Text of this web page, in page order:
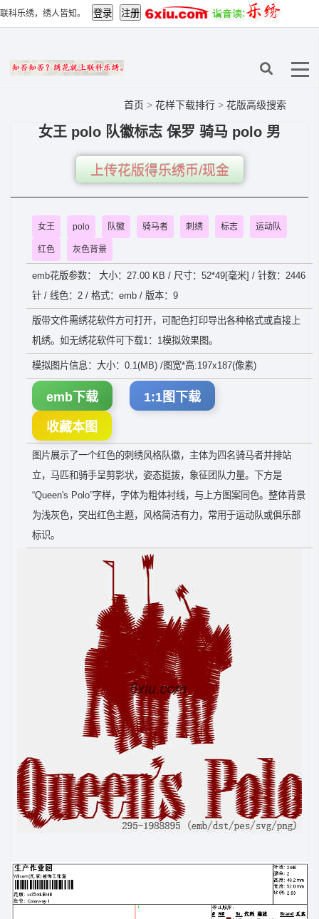
联科乐绣，绣人皆知。
首页 > 花样下载排行 > 花版高级搜索
女王 polo 队徽标志 保罗 骑马 polo 男
上传花版得乐绣币/现金
女王 polo 队徽 骑马者 刺绣 标志 运动队
红色 灰色背景
emb花版参数： 大小：27.00 KB / 尺寸：52*49[毫米] / 针数：2446
针 / 线色：2 / 格式：emb / 版本：9
版带文件需绣花软件方可打开，可配色打印导出各种格式或直接上
机绣。如无绣花软件可下载1：1模拟效果图。
模拟图片信息：大小：0.1(MB) /图宽*高:197x187(像素)
emb下载 1:1图下载
收藏本图
图片展示了一个红色的刺绣风格队徽，主体为四名骑马者并排站
立，马匹和骑手呈剪影状，姿态挺拔，象征团队力量。下方是
“Queen's Polo”字样，字体为粗体衬线，与上方图案同色。整体背景
为浅灰色，突出红色主题，风格简洁有力，常用于运动队或俱乐部
标识。